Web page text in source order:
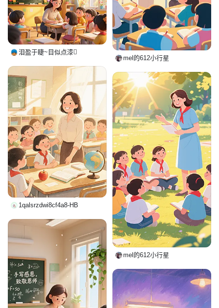
mel的612小行星
泪盈于睫~目似点漆
1qalsrzdwi8cf4a8-HB
mel的612小行星